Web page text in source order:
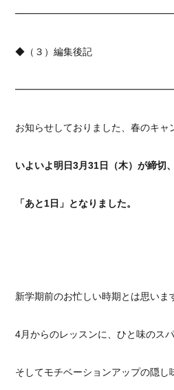
◆（３）編集後記
お知らせしておりました、春のキャ
いよいよ明日3月31日（木）が締切、
「あと1日」となりました。
新学期前のお忙しい時期とは思いま
4月からのレッスンに、ひと味のスパ
そしてモチベーションアップの隠し